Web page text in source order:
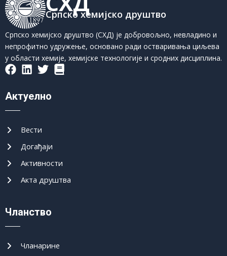
Српско хемијско друштво
Српско хемијско друштво (СХД) је добровољно, невладино и
непрофитно удружење, основано ради остваривања циљева
у области хемије, хемијске технологије и сродних дисциплина.
Актуелно
Вести
Догађаји
Активности
Акта друштва
Чланство
Чланарине